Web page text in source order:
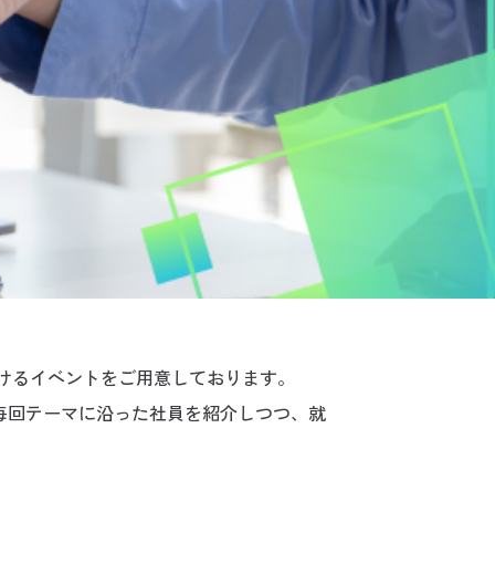
イベントをご用意しております。
テーマに沿った社員を紹介しつつ、就